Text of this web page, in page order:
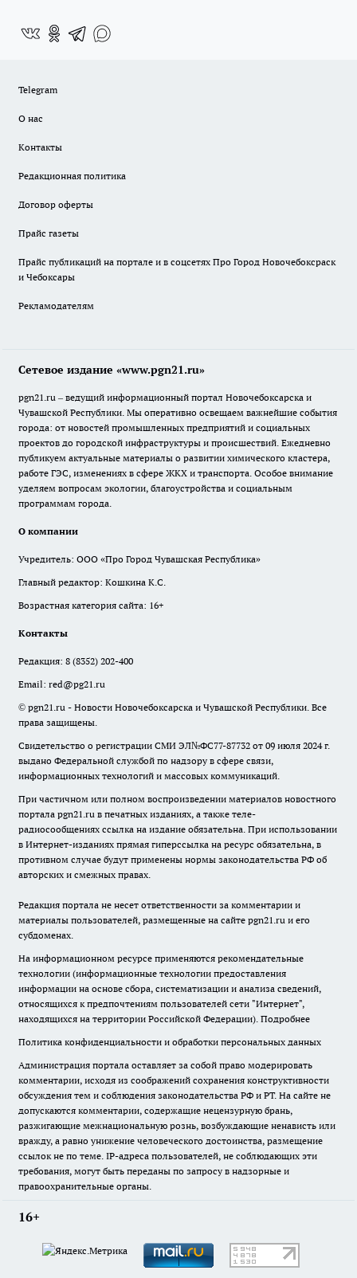
Telegram
О нас
Контакты
Редакционная политика
Договор оферты
Прайс газеты
Прайс публикаций на портале и в соцсетях Про Город Новочебоксраск
и Чебоксары
Рекламодателям
Сетевое издание «www.pgn21.ru»
pgn21.ru – ведущий информационный портал Новочебоксарска и
Чувашской Республики. Мы оперативно освещаем важнейшие события
города: от новостей промышленных предприятий и социальных
проектов до городской инфраструктуры и происшествий. Ежедневно
публикуем актуальные материалы о развитии химического кластера,
работе ГЭС, изменениях в сфере ЖКХ и транспорта. Особое внимание
уделяем вопросам экологии, благоустройства и социальным
программам города.
О компании
Учредитель: ООО «Про Город Чувашская Республика»
Главный редактор: Кошкина К.С.
Возрастная категория сайта: 16+
Контакты
Редакция: 8 (8352) 202-400
Email: red@pg21.ru
© pgn21.ru - Новости Новочебоксарска и Чувашской Республики. Все
права защищены.
Свидетельство о регистрации СМИ ЭЛ№ФС77-87732 от 09 июля 2024 г.
выдано Федеральной службой по надзору в сфере связи,
информационных технологий и массовых коммуникаций.
При частичном или полном воспроизведении материалов новостного
портала pgn21.ru в печатных изданиях, а также теле-
радиосообщениях ссылка на издание обязательна. При использовании
в Интернет-изданиях прямая гиперссылка на ресурс обязательна, в
противном случае будут применены нормы законодательства РФ об
авторских и смежных правах.
Редакция портала не несет ответственности за комментарии и
материалы пользователей, размещенные на сайте pgn21.ru и его
субдоменах.
На информационном ресурсе применяются рекомендательные
технологии (информационные технологии предоставления
информации на основе сбора, систематизации и анализа сведений,
относящихся к предпочтениям пользователей сети "Интернет",
находящихся на территории Российской Федерации). Подробнее
Политика конфиденциальности и обработки персональных данных
Администрация портала оставляет за собой право модерировать
комментарии, исходя из соображений сохранения конструктивности
обсуждения тем и соблюдения законодательства РФ и РТ. На сайте не
допускаются комментарии, содержащие нецензурную брань,
разжигающие межнациональную рознь, возбуждающие ненависть или
вражду, а равно унижение человеческого достоинства, размещение
ссылок не по теме. IP-адреса пользователей, не соблюдающих эти
требования, могут быть переданы по запросу в надзорные и
правоохранительные органы.
16+